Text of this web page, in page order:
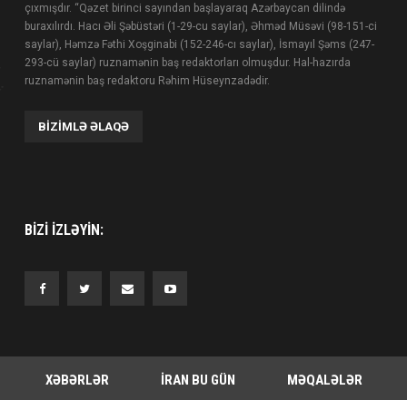
çıxmışdır. “Qəzet birinci sayından başlayaraq Azərbaycan dilində
buraxılırdı. Hacı Əli Şəbüstəri (1-29-cu saylar), Əhməd Müsəvi (98-151-ci
saylar), Həmzə Fəthi Xoşginabi (152-246-cı saylar), İsmayıl Şəms (247-
293-cü saylar) ruznamənin baş redaktorları olmuşdur. Hal-hazırda
ruznamənin baş redaktoru Rəhim Hüseynzadədir.
BIZIMLƏ ƏLAQƏ
BIZI IZLƏYIN:
XƏBƏRLƏR İRAN BU GÜN MƏQALƏLƏR